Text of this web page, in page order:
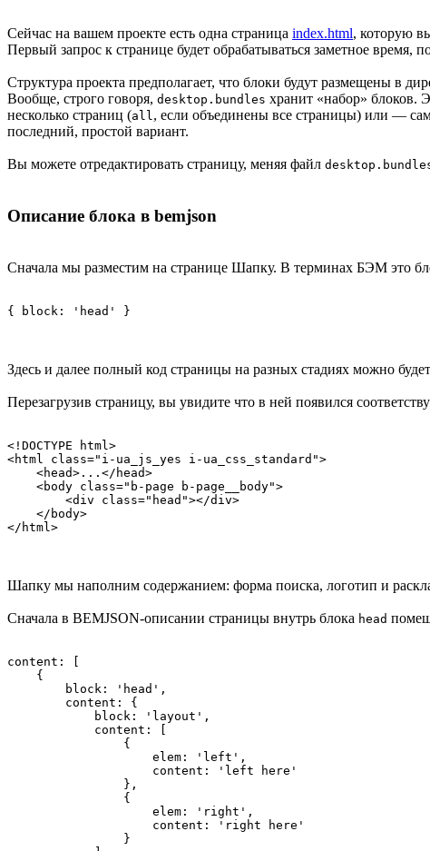
Сейчас на вашем проекте есть одна страница index.html, которую
Первый запрос к странице будет обрабатываться заметное время,
Структура проекта предполагает, что блоки будут размещены в
Вообще, строго говоря, desktop.bundles хранит «набор» блоков.
несколько страниц (all, если объединены все страницы) или —
последний, простой вариант.
Вы можете отредактировать страницу, меняя файл
Описание блока в bemjson
Сначала мы разместим на странице Шапку. В терминах БЭМ это
Здесь и далее полный код страницы на разных стадиях можно
Перезагрузив страницу, вы увидите что в ней появился
<!DOCTYPE html>
<html class="i-ua_js_yes i-ua_css_standard">
    <head>...</head>
    <body class="b-page b-page__body">
        <div class="head"></div>
    </body>
</html>
Шапку мы наполним содержанием: форма поиска, логотип и
Сначала в BEMJSON-описании страницы внутрь блока head
content: [
    {
        block: 'head',
        content: {
            block: 'layout',
            content: [
                {
                    elem: 'left',
                    content: 'left here'
                },
                {
                    elem: 'right',
                    content: 'right here'
                }